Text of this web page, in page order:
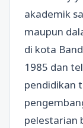
akademik
maupun
di kota
1985 dan
pendidikan
pelestarian